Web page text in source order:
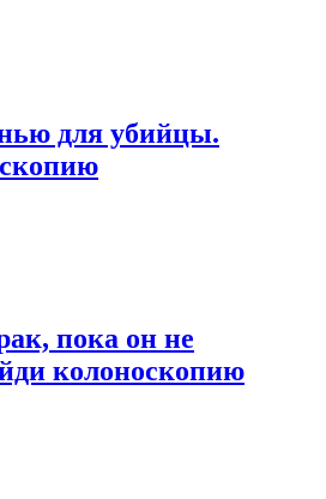
для убийцы.
пока он не
колоноскопию